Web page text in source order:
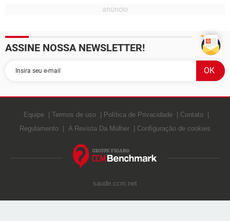
ASSINE NOSSA NEWSLETTER!
Equipe Termos de uso Política de Privacidade
Contato
Regulamento
A Revista Da Mulher Configuração de cookies
saude.ccm.net